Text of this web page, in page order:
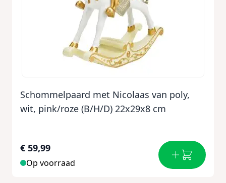
Schommelpaard met Nicolaas van poly,
wit, pink/roze (B/H/D) 22x29x8 cm
€ 59,99
Op voorraad